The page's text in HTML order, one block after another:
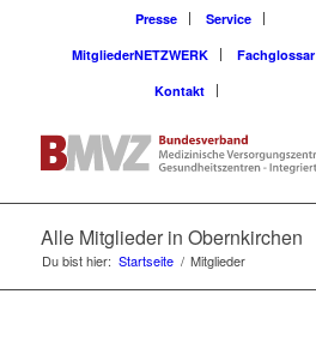
Presse
Service
MitgliederNETZWERK
Fachglossar
Kontakt
Alle Mitglieder in Obernkirchen
Du bist hier: Startseite / Mitglieder